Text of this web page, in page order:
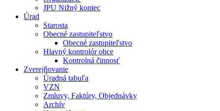
JPU Nižný koniec
Úrad
Starosta
Obecné zastupiteľstvo
Obecné zastupiteľstvo
Hlavný kontrolór obce
Kontrolná činnosť
Zverejňovanie
Úradná tabuľa
VZN
Zmluvy, Faktúry, Objednávky
Archív